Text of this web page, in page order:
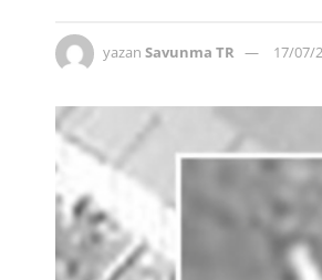
yazan Savunma TR 17/07/